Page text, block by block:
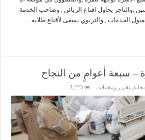
,والتاجر يحاول اقناع الزبائن , وصاحب الخدمة
الخدمات , والتربوي يسعى لأقناع طلابه …
– سبعة أعوامٍ من النجاح
,تقارير ومقابلات 2,223